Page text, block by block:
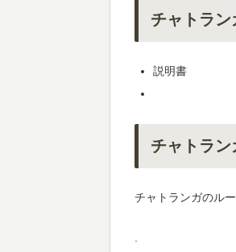
チャトラ
説明書
チャトラン
チャトランガのル
.